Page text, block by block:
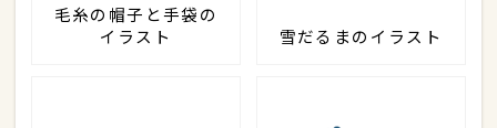
毛糸の帽子と手袋の
イラスト
雪だるまのイラスト